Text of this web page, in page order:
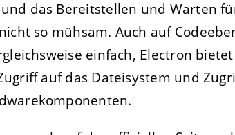
das Bereitstellen und Warten
so mühsam. Auch auf
einfach, Electron
auf das Dateisystem und